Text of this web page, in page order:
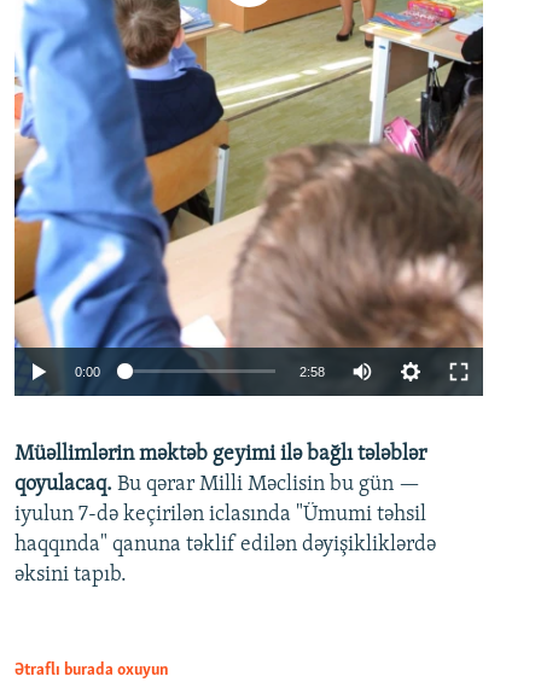
0:00 2:58
360p
480p
720p
Müəllimlərin məktəb geyimi ilə bağlı tələblər
qoyulacaq. Bu qərar Milli Məclisin bu gün —
iyulun 7-də keçirilən iclasında "Ümumi təhsil
haqqında" qanuna təklif edilən dəyişikliklərdə
əksini tapıb.
Ətraflı burada oxuyun